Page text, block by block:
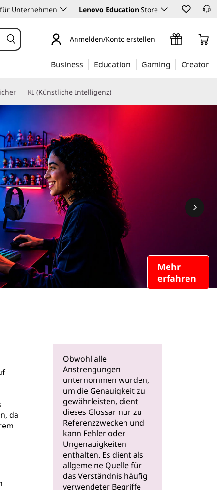
Unternehmen Lenovo Education Store
Anmelden/Konto erstellen
Business Education Gaming Creator
KI (Künstliche Intelligenz)
Mehr
erfahren
da
Obwohl alle
Anstrengungen
unternommen wurden,
um die Genauigkeit zu
gewährleisten, dient
dieses Glossar nur zu
Referenzzwecken und
kann Fehler oder
Ungenauigkeiten
enthalten. Es dient als
allgemeine Quelle für
das Verständnis häufig
verwendeter Begriffe